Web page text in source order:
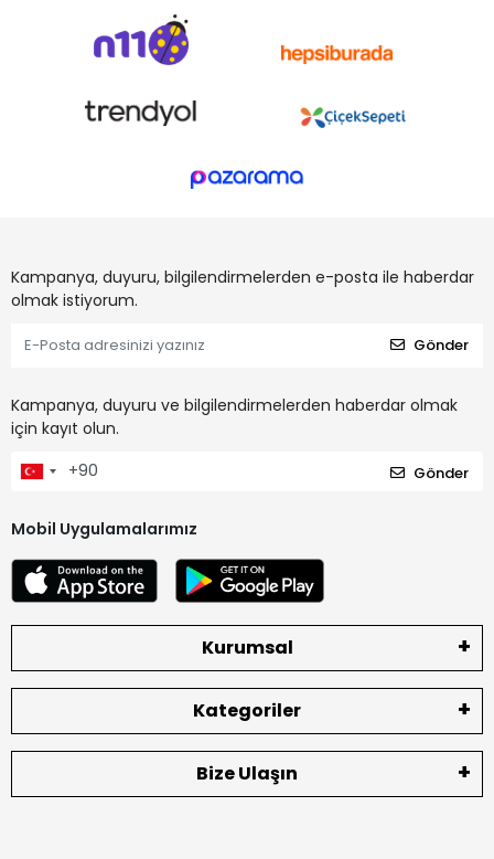
Kampanya, duyuru, bilgilendirmelerden e-posta ile haberdar
olmak istiyorum.
Gönder
Kampanya, duyuru ve bilgilendirmelerden haberdar olmak
için kayıt olun.
Gönder
Mobil Uygulamalarımız
Kurumsal
Kategoriler
Bize Ulaşın